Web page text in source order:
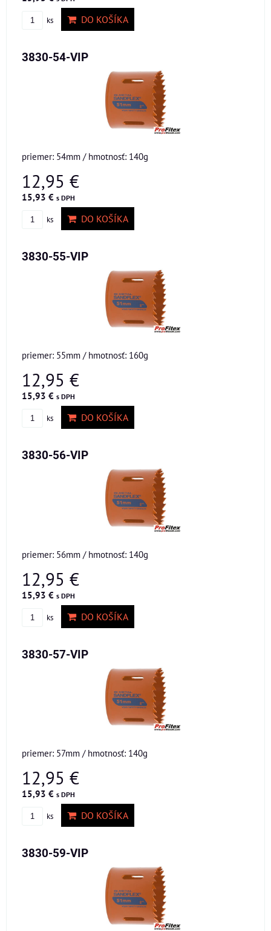
ks DO KOŠÍKA
3830-54-VIP
priemer: 54mm / hmotnosť: 140g
12,95 €
15,93 € s DPH
ks DO KOŠÍKA
3830-55-VIP
priemer: 55mm / hmotnosť: 160g
12,95 €
15,93 € s DPH
ks DO KOŠÍKA
3830-56-VIP
priemer: 56mm / hmotnosť: 140g
12,95 €
15,93 € s DPH
ks DO KOŠÍKA
3830-57-VIP
priemer: 57mm / hmotnosť: 140g
12,95 €
15,93 € s DPH
ks DO KOŠÍKA
3830-59-VIP